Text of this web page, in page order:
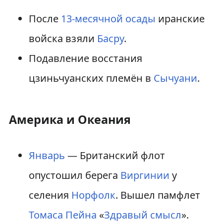
После 13-месячной осады иранские
войска взяли Басру.
Подавление восстания
цзиньчуанских племён в Сычуани.
Америка и Океания
Январь — Британский флот
опустошил берега Виргинии у
селения Норфолк. Вышел памфлет
Томаса Пейна «Здравый смысл».